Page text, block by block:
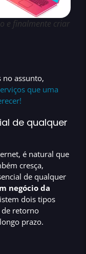
e finalmente criar
no assunto,
que uma
de qualquer
é natural que
cresça,
de qualquer
negócio da
dois tipos
retorno
prazo.